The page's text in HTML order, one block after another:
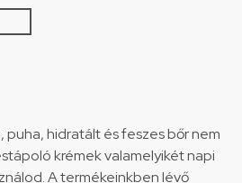
puha, hidratált és feszes bőr nem
krémek valamelyikét napi
A termékeinkben lévő